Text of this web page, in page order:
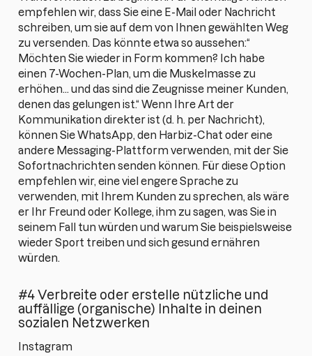
empfehlen wir, dass Sie eine E-Mail oder Nachricht
schreiben, um sie auf dem von Ihnen gewählten Weg
zu versenden. Das könnte etwa so aussehen:“
Möchten Sie wieder in Form kommen? Ich habe
einen 7-Wochen-Plan, um die Muskelmasse zu
erhöhen... und das sind die Zeugnisse meiner Kunden,
denen das gelungen ist.“ Wenn Ihre Art der
Kommunikation direkter ist (d. h. per Nachricht),
können Sie WhatsApp, den Harbiz-Chat oder eine
andere Messaging-Plattform verwenden, mit der Sie
Sofortnachrichten senden können. Für diese Option
empfehlen wir, eine viel engere Sprache zu
verwenden, mit Ihrem Kunden zu sprechen, als wäre
er Ihr Freund oder Kollege, ihm zu sagen, was Sie in
seinem Fall tun würden und warum Sie beispielsweise
wieder Sport treiben und sich gesund ernähren
würden.
#4 Verbreite oder erstelle nützliche und
auffällige (organische) Inhalte in deinen
sozialen Netzwerken
Instagram